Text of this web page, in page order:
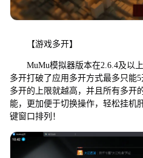
【游戏多开】
MuMu模拟器版本在2.6.4及以上
多开打破了应用多开方式最多只能
多开的上限就越高，并且所有多开
能，更加便于切换操作，轻松挂机
键窗口排列！